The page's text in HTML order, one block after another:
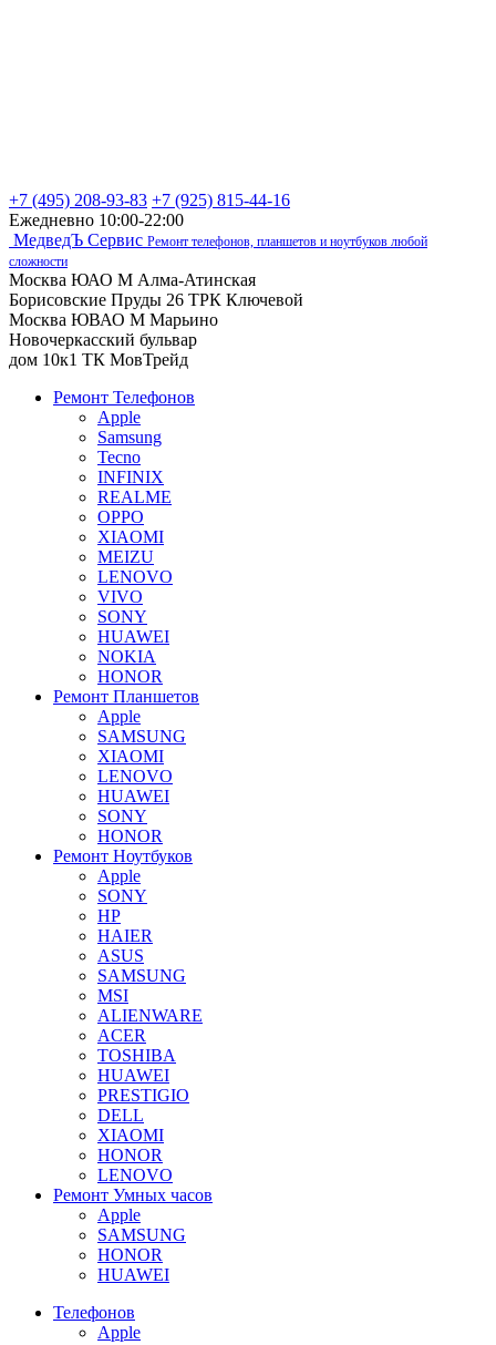
+7 (495) 208-93-83 +7 (925) 815-44-16
Ежедневно 10:00-22:00
МедведЪ Сервис Ремонт телефонов, планшетов и ноутбуков любой
сложности
Москва ЮАО М Алма-Атинская
Борисовские Пруды 26 ТРК Ключевой
Москва ЮВАО М Марьино
Новочеркасский бульвар
дом 10к1 ТК МовТрейд
Ремонт Телефонов
Apple
Samsung
Tecno
INFINIX
REALME
OPPO
XIAOMI
MEIZU
LENOVO
VIVO
SONY
HUAWEI
NOKIA
HONOR
Ремонт Планшетов
Apple
SAMSUNG
XIAOMI
LENOVO
HUAWEI
SONY
HONOR
Ремонт Ноутбуков
Apple
SONY
HP
HAIER
ASUS
SAMSUNG
MSI
ALIENWARE
ACER
TOSHIBA
HUAWEI
PRESTIGIO
DELL
XIAOMI
HONOR
LENOVO
Ремонт Умных часов
Apple
SAMSUNG
HONOR
HUAWEI
Телефонов
Apple